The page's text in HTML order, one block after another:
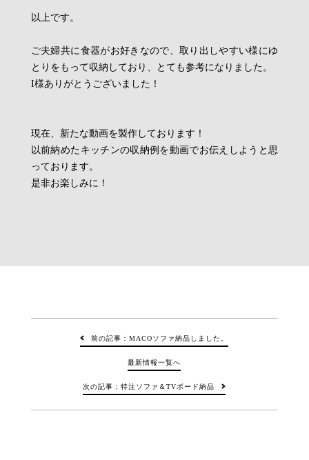
以上です。
ご夫婦共に食器がお好きなので、取り出しやすい様にゆ
とりをもって収納しており、とても参考になりました。
I様ありがとうございました！
現在、新たな動画を製作しております！
以前納めたキッチンの収納例を動画でお伝えしようと思
っております。
是非お楽しみに！
前の記事：MACOソファ納品しました。
最新情報一覧へ
次の記事：特注ソファ＆TVボード納品